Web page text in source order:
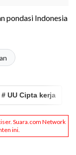
pondasi Indonesia
UU Cipta kerja